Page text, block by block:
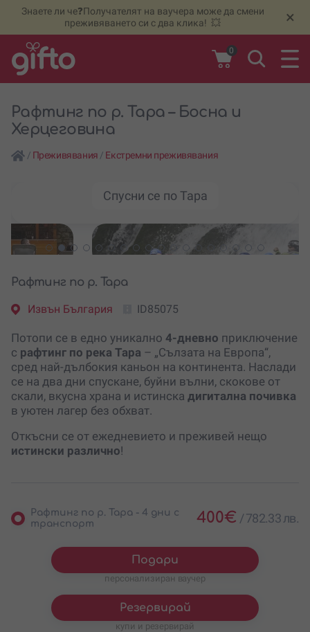
Знаете ли че❓Получателят на ваучера може да смени
преживяването си с два клика! 💥
×
0
Рафтинг по р. Тара – Босна и
Херцеговина
/ Преживявания / Екстремни преживявания
Спусни се по Тара
Рафтинг по р. Тара
Извън България ID85075
Потопи се в едно уникално 4-дневно приключение
с рафтинг по река Тара – „Сълзата на Европа“,
сред най-дълбокия каньон на континента. Наслади
се на два дни спускане, буйни вълни, скокове от
скали, вкусна храна и истинска дигитална почивка
в уютен лагер без обхват.
Откъсни се от ежедневието и преживей нещо
истински различно!
Рафтинг по р. Тара - 4 дни с
транспорт
400€ /782.33 лв.
Подари
персонализиран ваучер
Резервирай
купи и резервирай